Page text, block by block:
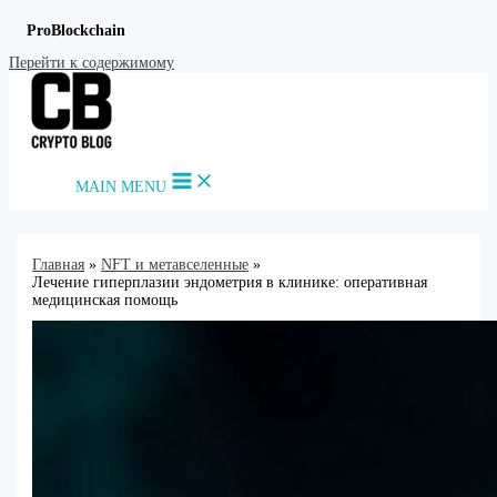
ProBlockchain
Перейти к содержимому
MAIN MENU
Главная
NFT и метавселенные
Лечение гиперплазии эндометрия в клинике: оперативная
медицинская помощь